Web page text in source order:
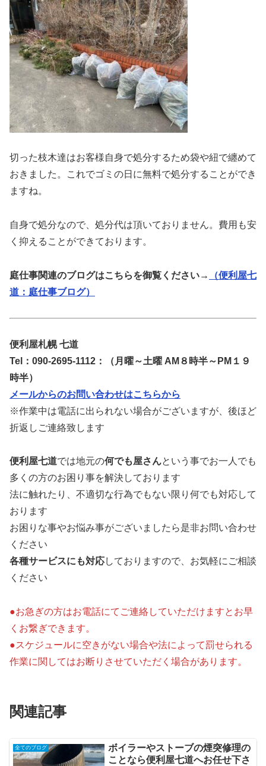
切った枝木達はお客様自身で処分するため袋や紐で纏めて
おきました。これでゴミの日に無料で処分することができ
ますね。
自身で処分なので、処分代は頂いておりません。費用も安
く抑えることができております。
庭仕事関連のブログはこちらを御覧ください→
（便利屋七
道：庭仕事ブログ）
便利屋札幌 七道
Tel：090-2695-1112：（月曜～土曜 AM８時半～PM１９
時半）
メールからのお問い合わせはこちらから
※作業中は電話に出られない場合がございますが、後ほど
折返しご連絡致します
便利屋七道では地元の何でも屋さんという事でお一人でも
多くの方のお困り事を解決しております
法に触れたり、不適切な行為でもない限り何でも対応して
おります
お困りな事やお悩み事がございましたら是非お問い合わせ
ください
各種サービスにも対応しておりますので、お気軽にご相談
ください
●お急ぎの方はお電話にてご連絡していただけますとお早
くお繋ぎできます。
●スケジュールに空きがない場合や法によって罰せられる
作業に関してはお断りさせていただく場合があります。
関連記事
全てのブログ
ボイラーやストーブの煙突修理の
ことなら便利屋七道へお任せ下さ